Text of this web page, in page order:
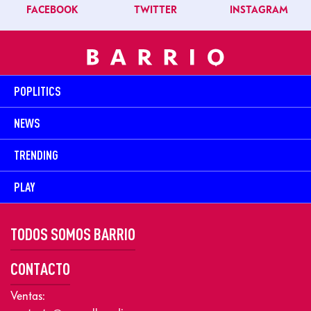
FACEBOOK TWITTER INSTAGRAM
POPLITICS
NEWS
TRENDING
PLAY
TODOS SOMOS BARRIO
CONTACTO
Ventas: